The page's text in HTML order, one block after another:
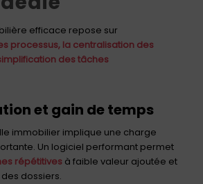
efficace repose sur
processus, la centralisation des
des tâches
et gain de temps
immobilier implique une charge
Un logiciel performant permet
répétitives à faible valeur ajoutée et
dossiers.